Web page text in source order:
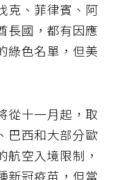
克、菲律賓、阿
長國，都有因應
綠色名單，但美
從十一月起，取
巴西和大部分歐
空入境限制，
新冠疫苗，但當